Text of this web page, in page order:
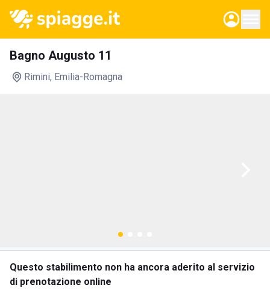
Bagno Augusto 11
Rimini, Emilia-Romagna
Questo stabilimento non ha ancora aderito al servizio
di prenotazione online